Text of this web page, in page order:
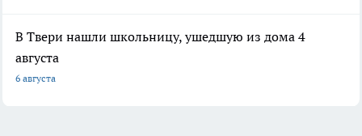
В Твери нашли школьницу, ушедшую из дома 4
августа
6 августа